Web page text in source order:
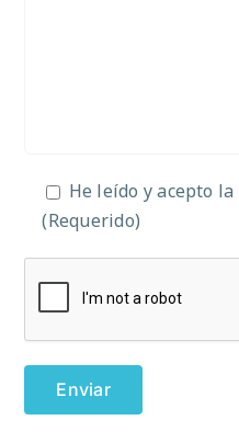
He leído y acepto la
(Requerido)